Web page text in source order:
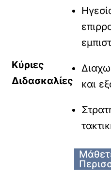
Κύριες
Διδασκαλίες
και